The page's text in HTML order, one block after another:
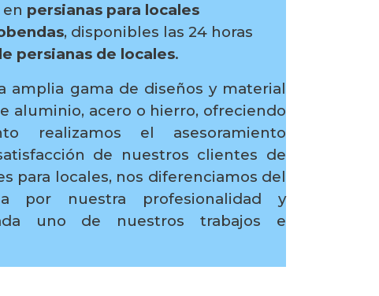
persianas para locales
, disponibles las 24 horas
persianas de locales.
amplia gama de diseños y material
aluminio, acero o hierro, ofreciendo
realizamos el asesoramiento
de nuestros clientes de
para locales, nos diferenciamos del
por nuestra profesionalidad y
uno de nuestros trabajos e